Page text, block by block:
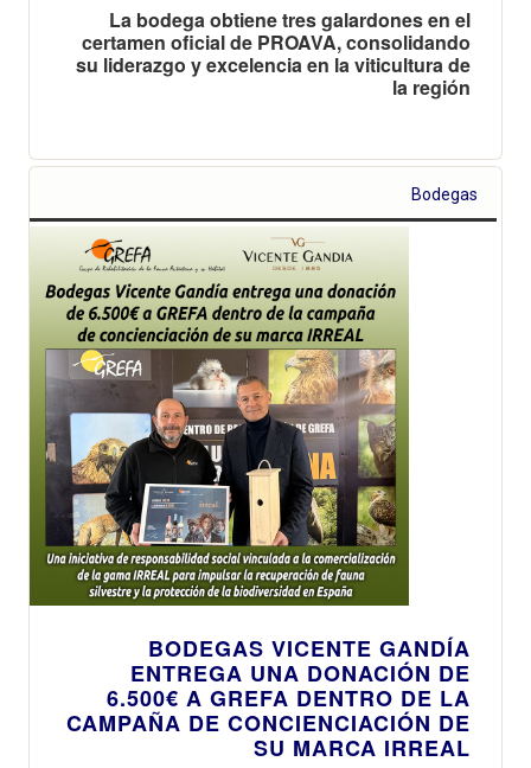
La bodega obtiene tres galardones en el
certamen oficial de PROAVA, consolidando
su liderazgo y excelencia en la viticultura de
la región
Bodegas
BODEGAS VICENTE GANDÍA
ENTREGA UNA DONACIÓN DE
6.500€ A GREFA DENTRO DE LA
CAMPAÑA DE CONCIENCIACIÓN DE
SU MARCA IRREAL